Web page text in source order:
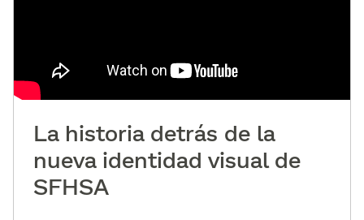
La historia detrás de la
nueva identidad visual de
SFHSA​​